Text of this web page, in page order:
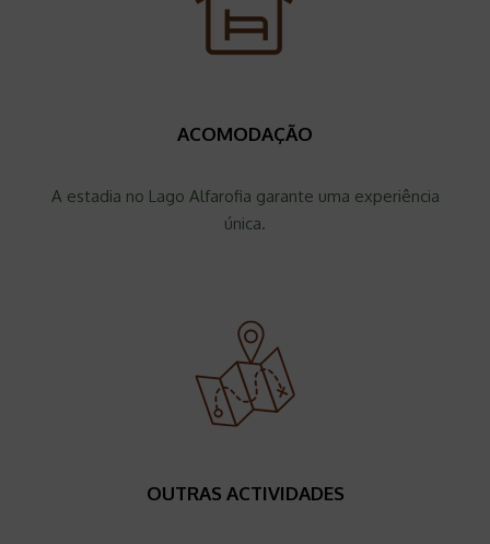
ACOMODAÇÃO
A estadia no Lago Alfarofia garante uma experiência
única.
OUTRAS ACTIVIDADES